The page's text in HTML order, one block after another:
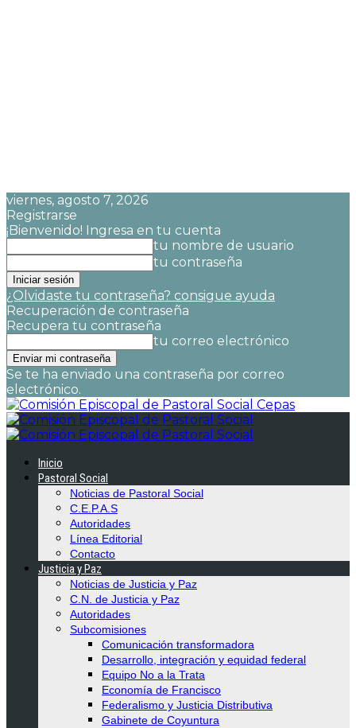
viernes, agosto 7, 2026
Registrarse
¡Bienvenido! Ingresa en tu cuenta
tu nombre de usuario
tu contraseña
¿Olvidaste tu contraseña? consigue ayuda
Recuperación de contraseña
Recupera tu contraseña
tu correo electrónico
Se te ha enviado una contraseña por correo
electrónico.
Cepas
Inicio
Pastoral Social
Noticias de Pastoral Social
C.E.P.A.S
Autoridades
Línea Editorial
Contacto
Justicia y Paz
Noticias de Justicia y Paz
C.N. de Justicia y Paz
Autoridades
Subcomisiones
Comunicación transformadora
Desarrollo, integración y equidad federal
Equipo No a la Trata
Economía de Francisco
Federalismo y Justicia Distributiva
Gabinete de Coyuntura